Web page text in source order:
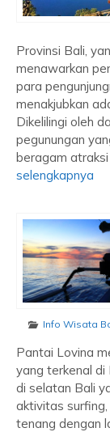
Provinsi Bali,
menawarkan
para
menakjubkan
Dikelilingi oleh
pegunungan
beragam atraksi
selengkapnya
Info Wisata
Pantai Lovina
yang terkenal di
di selatan Bali
aktivitas
tenang dengan